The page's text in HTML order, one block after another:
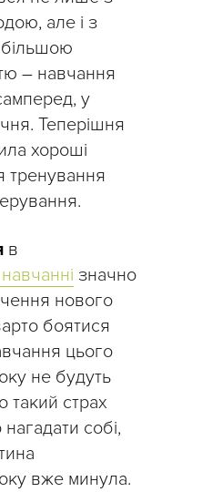
але і з
більшою
– навчання
у
Теперішня
хороші
тренування
в
значно
нового
боятися
цього
не будуть
такий страх
собі,
вже минула.